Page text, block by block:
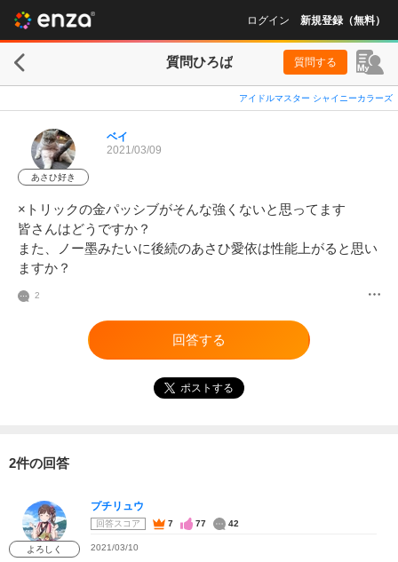
ログイン 新規登録（無料）
質問ひろば 質問する
アイドルマスター シャイニーカラーズ
あさひ好き
ベイ
2021/03/09
×トリックの金パッシブがそんな強くないと思ってます
皆さんはどうですか？
また、ノー墨みたいに後続のあさひ愛依は性能上がると思い
ますか？
2
回答する
ポストする
2件の回答
よろしく
プチリュウ
回答スコア 7 77 42
2021/03/10